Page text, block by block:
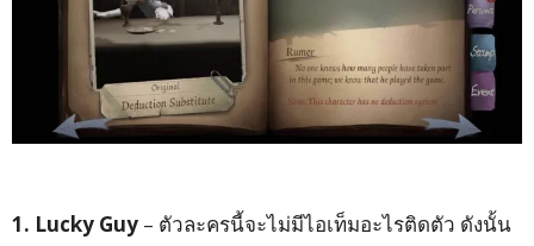
1. Lucky Guy – ตัวละครนี้จะไม่มีไอเท็มอะไรติดตัว ดังนั้น